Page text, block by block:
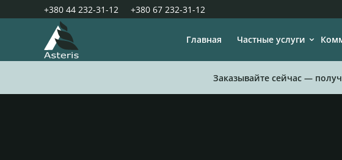
+380 44 232-31-12 +380 67 232-31-12
Главная Частные услуги
Заказывайте сейчас —